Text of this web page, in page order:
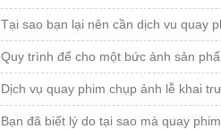
Tại sao bạn lại nên cần dịch vu quay
Quy trình để cho một bức ảnh sản
Dịch vụ quay phim chụp ảnh lễ khai
Bạn đã biết lý do tại sao mà quay